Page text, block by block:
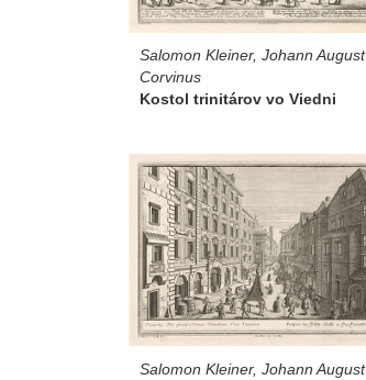
Salomon Kleiner, Johann August
Corvinus
Kostol trinitárov vo Viedni
Salomon Kleiner, Johann August